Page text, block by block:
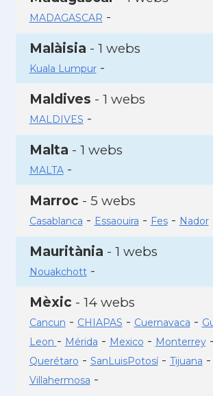
MADAGASCAR -
Malàisia - 1 webs
Kuala Lumpur-
Maldives - 1 webs
MALDIVES -
Malta - 1 webs
MALTA-
Marroc - 5 webs
Casablanca - Essaouira - Fes- Nador
Mauritània - 1 webs
Nouakchott-
Mèxic - 14 webs
Cancun - CHIAPAS - Cuernavaca -
Leon - Mérida - Mexico - Monterrey-
Querétaro - SanLuisPotosí- Tijuana -
Villahermosa -